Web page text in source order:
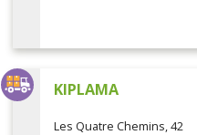
KIPLAMA
Les Quatre Chemins, 42